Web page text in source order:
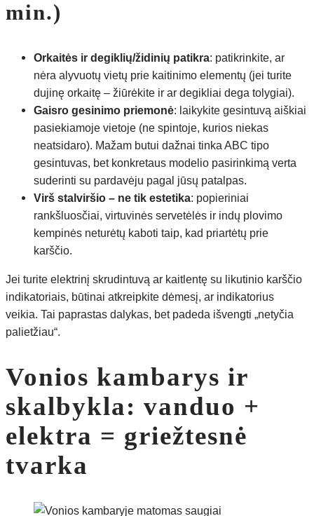
min.)
Orkaitės ir degiklių/židinių patikra: patikrinkite, ar
nėra alyvuotų vietų prie kaitinimo elementų (jei turite
dujinę orkaitę – žiūrėkite ir ar degikliai dega tolygiai).
Gaisro gesinimo priemonė: laikykite gesintuvą aiškiai
pasiekiamoje vietoje (ne spintoje, kurios niekas
neatsidaro). Mažam butui dažnai tinka ABC tipo
gesintuvas, bet konkretaus modelio pasirinkimą verta
suderinti su pardavėju pagal jūsų patalpas.
Virš stalviršio – ne tik estetika: popieriniai
rankšluosčiai, virtuvinės servetėlės ir indų plovimo
kempinės neturėtų kaboti taip, kad priartėtų prie
karščio.
Jei turite elektrinį skrudintuvą ar kaitlentę su likutinio karščio
indikatoriais, būtinai atkreipkite dėmesį, ar indikatorius
veikia. Tai paprastas dalykas, bet padeda išvengti „netyčia
palietžiau“.
Vonios kambarys ir
skalbykla: vanduo +
elektra = griežtesnė
tvarka